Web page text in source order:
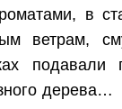
в
ветрам,
подавали
дерева…